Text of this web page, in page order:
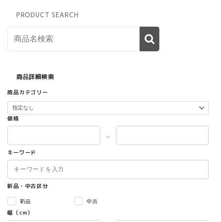
ま
PRODUCT SEARCH
商品詳細検索
商品カテゴリー
価格
～
キーワード
新品・中古区分
新品
中古
幅（cm）